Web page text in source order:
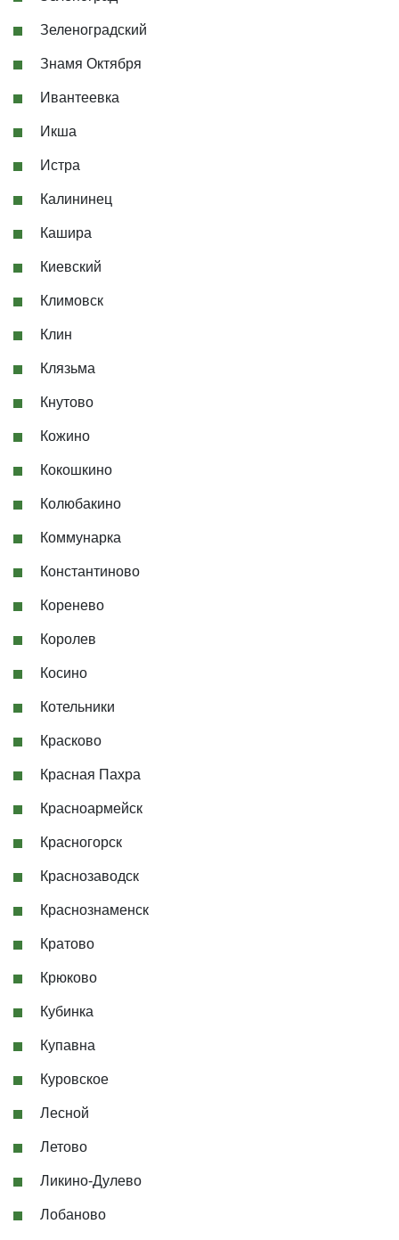
Зеленоградский
Знамя Октября
Ивантеевка
Икша
Истра
Калининец
Кашира
Киевский
Климовск
Клин
Клязьма
Кнутово
Кожино
Кокошкино
Колюбакино
Коммунарка
Константиново
Коренево
Королев
Косино
Котельники
Красково
Красная Пахра
Красноармейск
Красногорск
Краснозаводск
Краснознаменск
Кратово
Крюково
Кубинка
Купавна
Куровское
Лесной
Летово
Ликино-Дулево
Лобаново